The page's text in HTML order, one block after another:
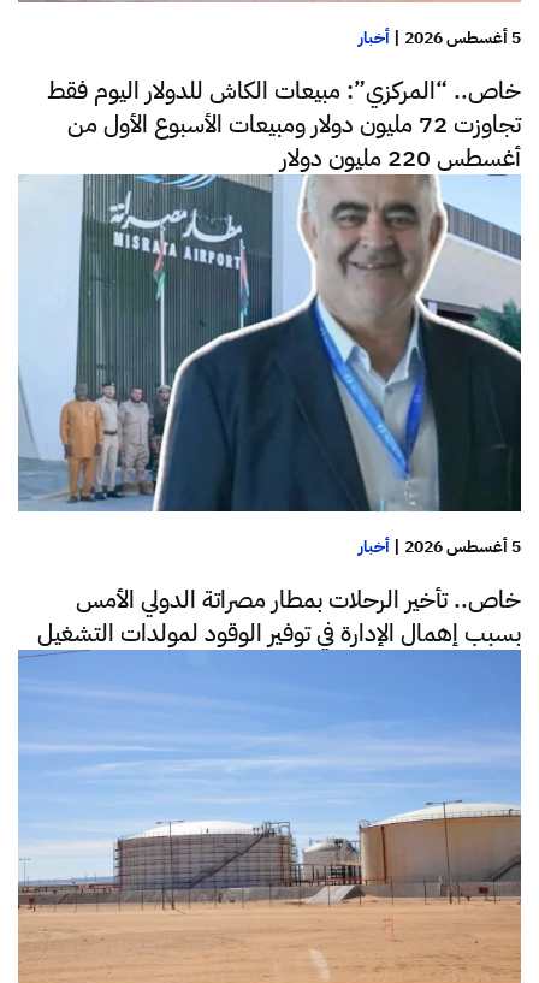
5 أغسطس 2026 | أخبار
خاص.. “المركزي”: مبيعات الكاش للدولار اليوم فقط
تجاوزت 72 مليون دولار ومبيعات الأسبوع الأول من
أغسطس 220 مليون دولار
5 أغسطس 2026 | أخبار
خاص.. تأخير الرحلات بمطار مصراتة الدولي الأمس
بسبب إهمال الإدارة في توفير الوقود لمولدات التشغيل